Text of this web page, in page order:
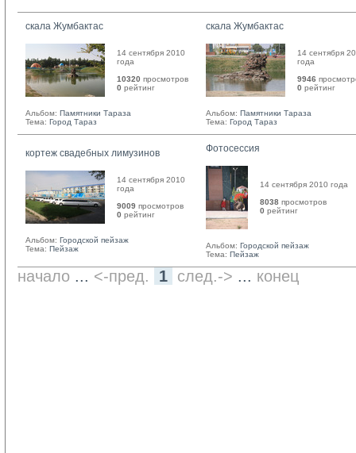
скала Жумбактас
14 сентября 2010
года
10320 просмотров
0 рейтинг
Альбом: Памятники Тараза
Тема: Город Тараз
скала Жумбактас
14 сентября
года
9946
0 рейтинг
Альбом: Памятники Тараза
Тема: Город Тараз
кортеж свадебных лимузинов
14 сентября 2010
года
9009 просмотров
0 рейтинг
Альбом: Городской пейзаж
Тема: Пейзаж
Фотосессия
14 сентября 2010 года
8038 просмотров
0 рейтинг
Альбом: Городской пейзаж
Тема: Пейзаж
начало ... <-пред. 1 след.-> ... конец